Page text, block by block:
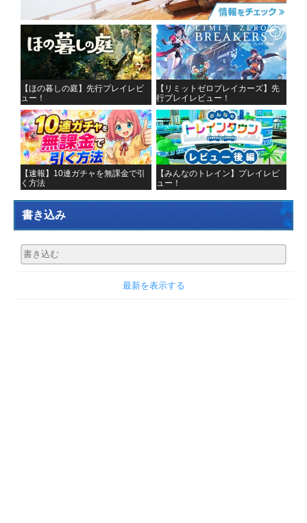
【ほの暮しの庭】先行プレイレビ
ュー！
【リミットゼロブレイカーズ】先
行プレイレビュー！
【速報】10連ガチャを無課金で引
く方法
【みんなのトレイン】プレイレビ
ュー！
書き込み
最新を表示する